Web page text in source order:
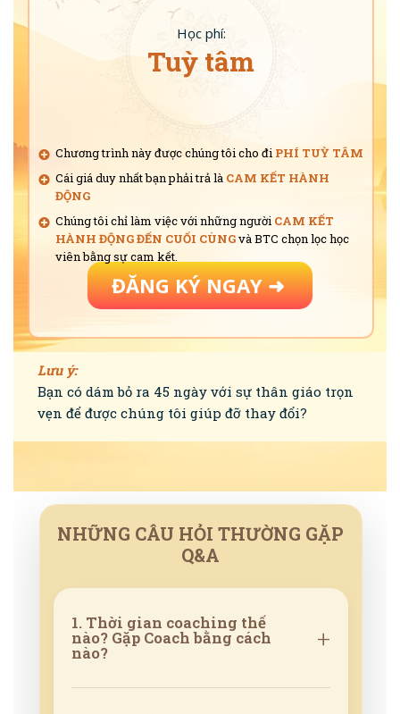
Lưu ý:
Bạn có dám bỏ ra 45 ngày với sự thân giáo trọn
vẹn để được chúng tôi giúp đỡ thay đổi?
ĐĂNG KÝ NGAY ➜
Học phí:
Tuỳ tâm
Chương trình này được chúng tôi cho đi PHÍ TUỲ TÂM
Cái giá duy nhất bạn phải trả là CAM KẾT HÀNH
ĐỘNG
Chúng tôi chỉ làm việc với những người CAM KẾT
HÀNH ĐỘNG ĐẾN CUỐI CÙNGvà BTC chọn lọc học
viên bằng sự cam kết.
NHỮNG CÂU HỎI THƯỜNG GẶP
Q&A
1. Thời gian coaching thế
nào? Gặp Coach bằng cách
nào? +